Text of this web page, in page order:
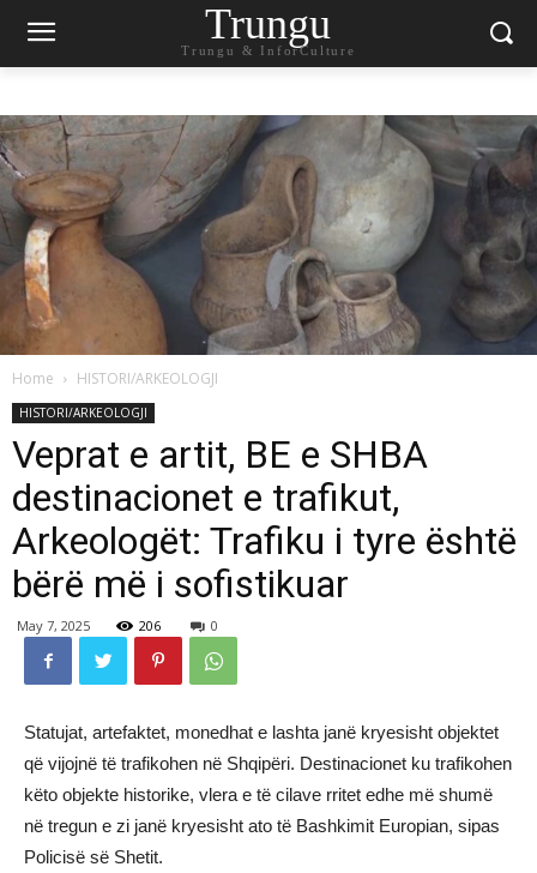
Trungu
Trungu & InforCulture
Home HISTORI/ARKEOLOGJI
HISTORI/ARKEOLOGJI
Veprat e artit, BE e SHBA
destinacionet e trafikut,
Arkeologët: Trafiku i tyre është
bërë më i sofistikuar
May 7, 2025 206 0
Statujat, artefaktet, monedhat e lashta janë kryesisht objektet
që vijojnë të trafikohen në Shqipëri. Destinacionet ku trafikohen
këto objekte historike, vlera e të cilave rritet edhe më shumë
në tregun e zi janë kryesisht ato të Bashkimit Europian, sipas
Policisë së Shetit.